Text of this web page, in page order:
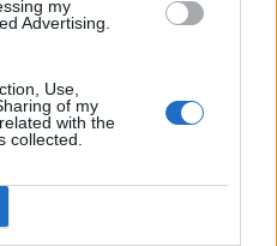
my
Advertising.
Use,
of my
with the
collected.